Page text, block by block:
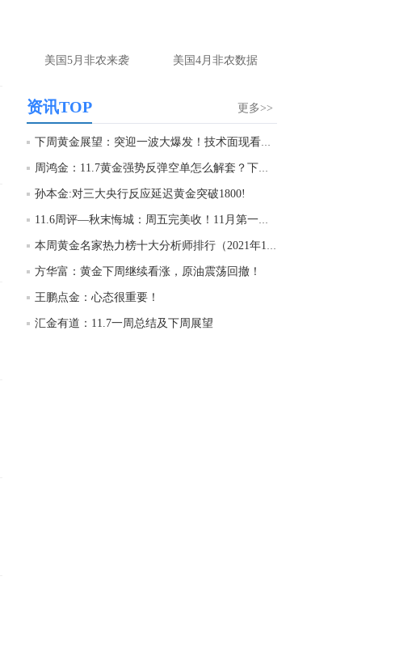
徐文婷：
时指导， 关注老师财经号主页：
http://mp.cnfol.com/user/58676
匿名网友-中金在线手机网：止损多少 老师
徐文婷：7美金
度。70一50？。
徐文婷：带上止损博弈，实时指导， 关注老
师财经号主页：http://mp.cnfol.com/user/58676
匿名网友-中金在线手机网： 老师好，金现在
美国5月非农来袭 美国4月非农数据
更多>>
资讯TOP
下周黄金展望：突迎一波大爆发！技术面现看涨突...
周鸿金：11.7黄金强势反弹空单怎么解套？下周黄...
孙本金:对三大央行反应延迟黄金突破1800!
11.6周评—秋末悔城：周五完美收！11月第一周完...
本周黄金名家热力榜十大分析师排行（2021年11月...
方华富：黄金下周继续看涨，原油震荡回撤！
王鹏点金：心态很重要！
汇金有道：11.7一周总结及下周展望